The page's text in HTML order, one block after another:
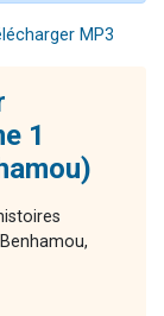
MP3
1